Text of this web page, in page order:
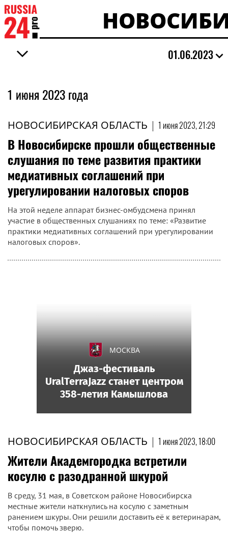
01.06.2023
1 июня 2023 года
НОВОСИБИРСКАЯ ОБЛАСТЬ | 1 июня 2023, 21:29
В Новосибирске прошли общественные
слушания по теме развития практики
медиативных соглашений при
урегулировании налоговых споров
На этой неделе аппарат бизнес-омбудсмена принял
участие в общественных слушаниях по теме: «Развитие
практики медиативных соглашений при урегулировании
налоговых споров».
НОВОСИБИРСКАЯ ОБЛАСТЬ | 1 июня 2023, 18:00
Жители Академгородка встретили
косулю с разодранной шкурой
В среду, 31 мая, в Советском районе Новосибирска
местные жители наткнулись на косулю с заметным
ранением шкуры. Они решили доставить её к ветеринарам,
чтобы помочь зверю.
МОСКВА
Джаз-фестиваль
UralTerraJazz станет центром
358-летия Камышлова